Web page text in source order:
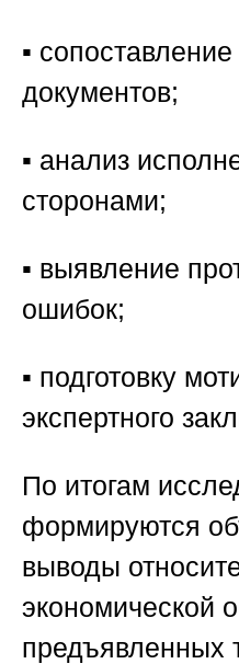
▪️
документов;
▪️ анализ
сторонами;
▪️ выявление
ошибок;
▪️ подготовку
экспертного
По итогам
формируются
выводы
экономической
предъявленных